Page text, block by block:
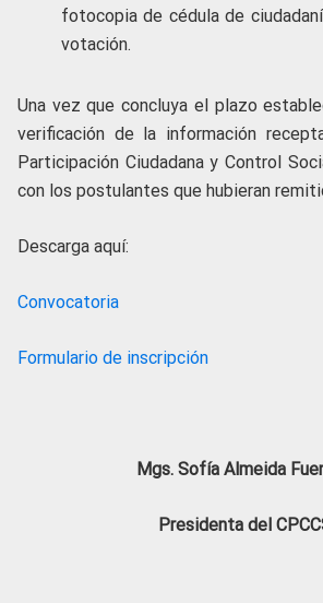
fotocopia de cédula de
votación.
Una vez que concluya el plazo
verificación de la información
Participación Ciudadana y Control
con los postulantes que hubieran
Descarga aquí:
Convocatoria
Formulario de inscripción
Mgs. Sofía Almeida
Presidenta del